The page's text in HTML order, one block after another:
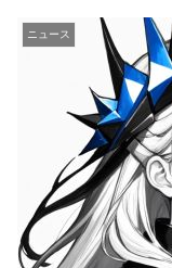
ニュース